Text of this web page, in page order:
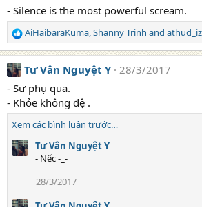
i
n
s
:
- Silence is the most powerful scream.
R
e
a
c
t
o
n
:
AiHaibaraKuma,Shanny Trinh and
Tư Vân Nguyệt Y 28/3/2017
- Sư phụ qua.
- Khỏe không đệ .
Xem các bình luận trước…
Tư Vân Nguyệt Y
- Nếc -_-
28/3/2017